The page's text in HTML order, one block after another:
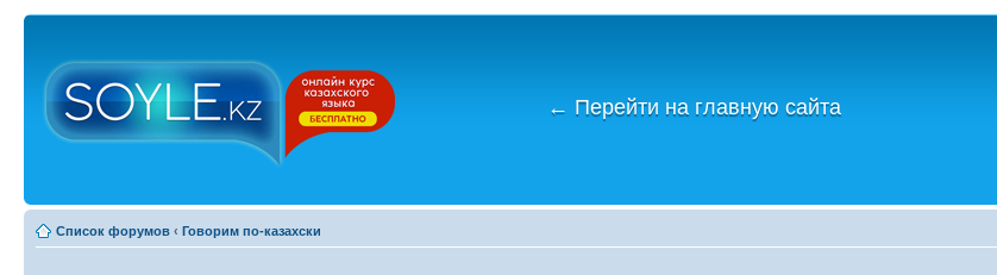
← Перейти на главную сайта
Список форумов ‹ Говорим по-казахски